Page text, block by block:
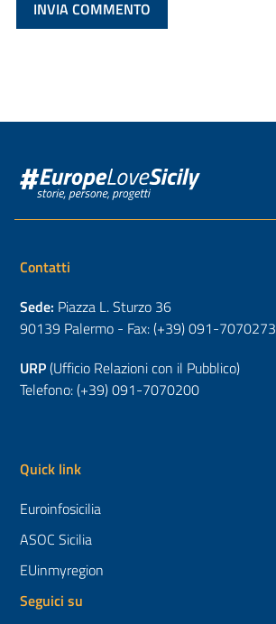
Contatti
Sede: Piazza L. Sturzo 36
90139 Palermo - Fax: (+39) 091-7070273
URP(Ufficio Relazioni con il Pubblico)
Telefono: (+39) 091-7070200
Quick link
Euroinfosicilia
ASOC Sicilia
EUinmyregion
Seguici su